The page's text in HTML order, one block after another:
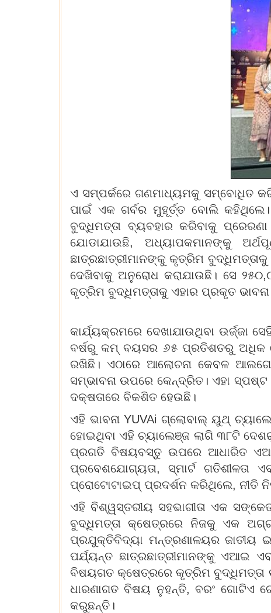
ଏ ସମ୍ପର୍କରେ ଗଣମାଧ୍ୟମକୁ ସମ୍ବୋଧିତ
ପାଇଁ ଏକ ଗର୍ବର ମୁହୂର୍ତ୍ତ ବୋଲି
ବୁଦ୍ଧିମତ୍ତା ବ୍ୟବହାର କରିବାକୁ
ଯୋଡାଯାଉଛି, ଅଧ୍ୟାପକମାନଙ୍କୁ
ଛାତ୍ରଛାତ୍ରୀମାନଙ୍କୁ କୃତ୍ରିମ
ଦେଖିବାକୁ ଅନୁରୋଧ କରାଯାଉଛି। ସେ
କୃତ୍ରିମ ବୁଦ୍ଧିମତ୍ତାକୁ ଏହାର ପ୍ରକୃତ
କାର୍ଯ୍ୟକ୍ରମରେ ଦେଖାଯାଉଥିବା
ବର୍ଷରୁ କମ୍ ବୟସର ୬୫ ପ୍ରତିଶତରୁ ଅଧିକ
ରଖିଛି। ଏଠାରେ ଆଲୋଚନା କେବଳ
ସମ୍ଭାବନା ଉପରେ କେନ୍ଦ୍ରିତ। ଏହା
ଦକ୍ଷତାରେ ବିକଶିତ ହେଉଛି।
ଏହି ଭାବନା YUVAi ଗ୍ଲୋବାଲ୍ ୟୁଥ୍
ହୋଇଥିବା ଏହି ଚ୍ୟାଲେଞ୍ଜ ଲାଗି ୩୮ଟି
ପ୍ରଗତି ବିଷୟବସ୍ତୁ ଉପରେ ଆଧାରିତ ଏଆଇ
ପ୍ରବେଶଯୋଗ୍ୟତା, ସ୍ମାର୍ଟ ଗତିଶୀଳତା
ପ୍ରୋଟୋଟାଇପ୍ ପ୍ରଦର୍ଶନ କରିଥିଲେ, ନୀତି
ଏହି ବିଶ୍ୱସ୍ତରୀୟ ସହଭାଗୀତା ଏକ
ବୁଦ୍ଧିମତ୍ତା କ୍ଷେତ୍ରରେ ନିଜକୁ ଏକ
ପ୍ରଯୁକ୍ତିବିଦ୍ୟା ମନ୍ତ୍ରଣାଳୟର ଜାତୀୟ
ପର୍ଯ୍ୟନ୍ତ ଛାତ୍ରଛାତ୍ରୀମାନଙ୍କୁ ଏଆଇ
ବିଷୟଗତ କ୍ଷେତ୍ରରେ କୃତ୍ରିମ ବୁଦ୍ଧିମତ୍ତା
ଧାରଣାଗତ ବିଷୟ ନୁହନ୍ତି, ବରଂ ଗୋଟିଏ
କରୁଛନ୍ତି।